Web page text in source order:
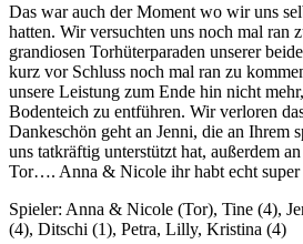
Das war auch der Moment wo wir uns
hatten. Wir versuchten uns noch mal
grandiosen Torhüterparaden unserer
kurz vor Schluss noch mal ran zu
unsere Leistung zum Ende hin nicht
Bodenteich zu entführen. Wir verloren
Dankeschön geht an Jenni, die an Ihrem
uns tatkräftig unterstützt hat, außerdem
Tor…. Anna & Nicole ihr habt echt super
Spieler: Anna & Nicole (Tor), Tine (4),
(4), Ditschi (1), Petra, Lilly, Kristina (4)